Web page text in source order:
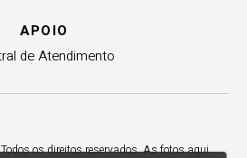
APOIO
de Atendimento
os direitos reservados. As fotos aqui